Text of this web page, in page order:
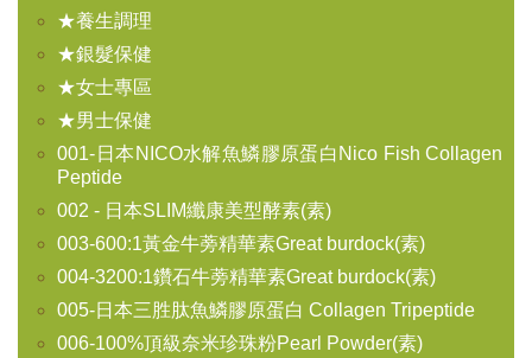
★養生調理
★銀髮保健
★女士專區
★男士保健
001-日本NICO水解魚鱗膠原蛋白Nico Fish Collagen
Peptide
002 - 日本SLIM纖康美型酵素(素)
003-600:1黃金牛蒡精華素Great burdock(素)
004-3200:1鑽石牛蒡精華素Great burdock(素)
005-日本三胜肽魚鱗膠原蛋白 Collagen Tripeptide
006-100%頂級奈米珍珠粉Pearl Powder(素)